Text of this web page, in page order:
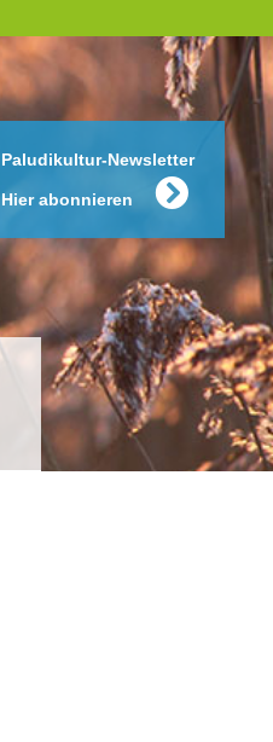
Paludikultur-Newsletter
Hier abonnieren